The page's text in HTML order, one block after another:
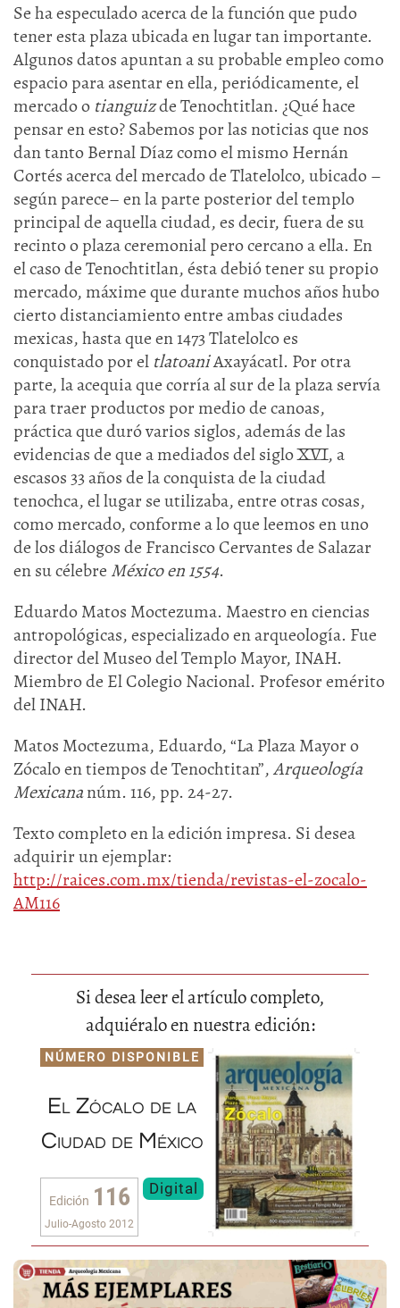
Se ha especulado acerca de la función que pudo
tener esta plaza ubicada en lugar tan importante.
Algunos datos apuntan a su probable empleo como
espacio para asentar en ella, periódicamente, el
mercado o tianguizde Tenochtitlan. ¿Qué hace
pensar en esto? Sabemos por las noticias que nos
dan tanto Bernal Díaz como el mismo Hernán
Cortés acerca del mercado de Tlatelolco, ubicado –
según parece– en la parte posterior del templo
principal de aquella ciudad, es decir, fuera de su
recinto o plaza ceremonial pero cercano a ella. En
el caso de Tenochtitlan, ésta debió tener su propio
mercado, máxime que durante muchos años hubo
cierto distanciamiento entre ambas ciudades
mexicas, hasta que en 1473 Tlatelolco es
conquistado por el tlatoaniAxayácatl. Por otra
parte, la acequia que corría al sur de la plaza servía
para traer productos por medio de canoas,
práctica que duró varios siglos, además de las
evidencias de que a mediados del siglo XVI, a
escasos 33 años de la conquista de la ciudad
tenochca, el lugar se utilizaba, entre otras cosas,
como mercado, conforme a lo que leemos en uno
de los diálogos de Francisco Cervantes de Salazar
en su célebre México en 1554.
Eduardo Matos Moctezuma. Maestro en ciencias
antropológicas, especializado en arqueología. Fue
director del Museo del Templo Mayor, INAH.
Miembro de El Colegio Nacional. Profesor emérito
del INAH.
Matos Moctezuma, Eduardo, “La Plaza Mayor o
Zócalo en tiempos de Tenochtitan”,Arqueología
Mexicananúm. 116, pp. 24-27.
Texto completo en la edición impresa. Si desea
adquirir un ejemplar:
http://raices.com.mx/tienda/revistas-el-zocalo-
AM116
Si desea leer el artículo completo,
adquiéralo en nuestra edición:
NÚMERO DISPONIBLE
El Zócalo de la
Ciudad de México
Edición 116
Julio-Agosto 2012
Digital